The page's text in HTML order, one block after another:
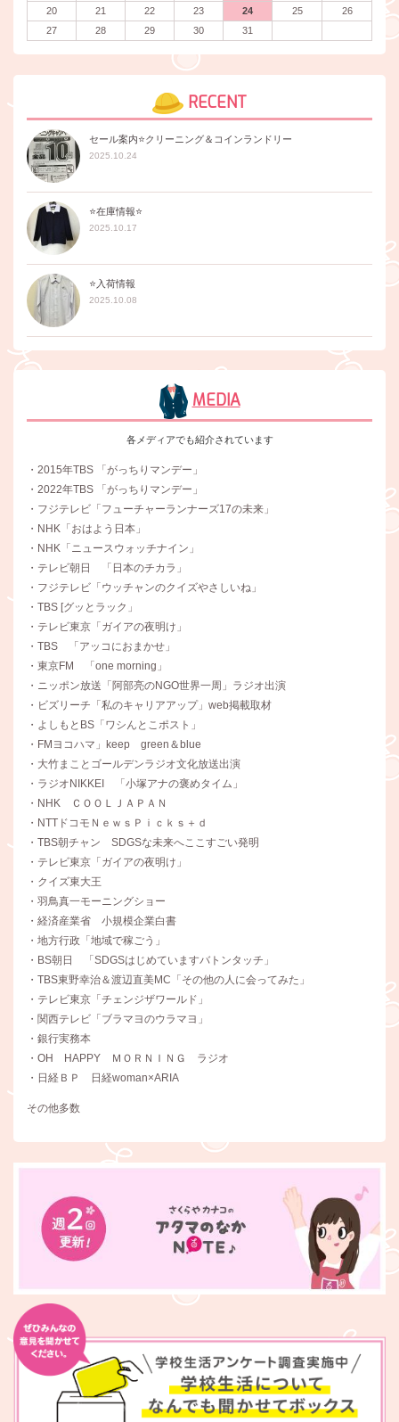
20
21 22 23 24 25
26
27
28 29 30 31
RECENT
セール案内⭐️クリーニング＆コインランドリー
2025.10.24
⭐️在庫情報⭐️
2025.10.17
⭐️入荷情報
2025.10.08
MEDIA
各メディアでも紹介されています
・2015年TBS 「がっちりマンデー」
・2022年TBS 「がっちりマンデー」
・フジテレビ「フューチャーランナーズ17の未来」
・NHK「おはよう日本」
・NHK「ニュースウォッチナイン」
・テレビ朝日 「日本のチカラ」
・フジテレビ「ウッチャンのクイズやさしいね」
・TBS [グッとラック」
・テレビ東京「ガイアの夜明け」
・TBS 「アッコにおまかせ」
・東京FM 「one morning」
・ニッポン放送「阿部亮のNGO世界一周」ラジオ出演
・ビズリーチ「私のキャリアアップ」web掲載取材
・よしもとBS「ワシんとこポスト」
・FMヨコハマ」keep green＆blue
・大竹まことゴールデンラジオ文化放送出演
・ラジオNIKKEI 「小塚アナの褒めタイム」
・NHK ＣＯＯＬＪＡＰＡＮ
・NTTドコモＮｅｗｓＰｉｃｋｓ＋ｄ
・TBS朝チャン SDGSな未来へここすごい発明
・テレビ東京「ガイアの夜明け」
・クイズ東大王
・羽鳥真一モーニングショー
・経済産業省 小規模企業白書
・地方行政「地域で稼ごう」
・BS朝日 「SDGSはじめていますバトンタッチ」
・TBS東野幸治＆渡辺直美MC「その他の人に会ってみた」
・テレビ東京「チェンジザワールド」
・関西テレビ「ブラマヨのウラマヨ」
・銀行実務本
・OH HAPPY ＭＯＲＮＩＮＧ ラジオ
・日経ＢＰ 日経woman×ARIA
その他多数